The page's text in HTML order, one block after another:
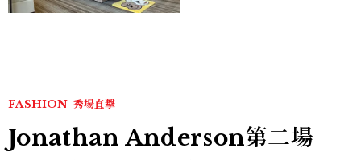
FASHION 秀場直擊
Jonathan Anderson第二場